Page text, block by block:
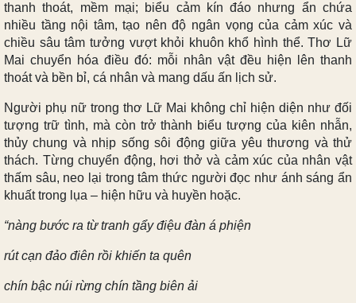
thanh thoát, mềm mại; biểu cảm kín đáo nhưng ẩn chứa
nhiều tầng nội tâm, tạo nên độ ngân vọng của cảm xúc và
chiều sâu tâm tưởng vượt khỏi khuôn khổ hình thể. Thơ Lữ
Mai chuyển hóa điều đó: mỗi nhân vật đều hiện lên thanh
thoát và bền bỉ, cá nhân và mang dấu ấn lịch sử.
Người phụ nữ trong thơ Lữ Mai không chỉ hiện diện như đối
tượng trữ tình, mà còn trở thành biểu tượng của kiên nhẫn,
thủy chung và nhịp sống sôi động giữa yêu thương và thử
thách. Từng chuyển động, hơi thở và cảm xúc của nhân vật
thấm sâu, neo lại trong tâm thức người đọc như ánh sáng ẩn
khuất trong lụa – hiện hữu và huyền hoặc.
“nàng bước ra từ tranh gẩy điệu đàn á phiện
rút cạn đảo điên rồi khiến ta quên
chín bậc núi rừng chín tầng biên ải